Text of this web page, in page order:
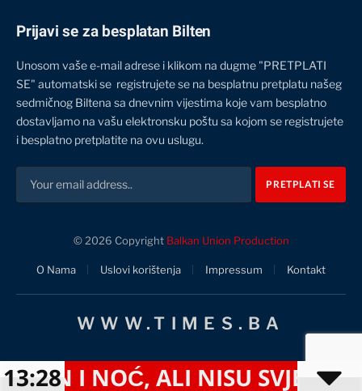
Prijavi se za besplatan Bilten
Unosom vaše e-mail adrese i klikom na dugme "PRETPLATI
SE" automatski se registrujete se na besplatnu pretplatu našeg
sedmičnog Biltena sa dnevnim vijestima koje vam besplatno
dostavljamo na vašu elektronsku poštu sa kojom se registrujete
i besplatno pretplatite na ovu uslugu.
© 2026 Copyright Balkan Union Production
O Nama Uslovi korištenja Impressum Kontakt
WWW.TIMES.BA
I NOĆ, ALI NISU SVJESNI
13:28